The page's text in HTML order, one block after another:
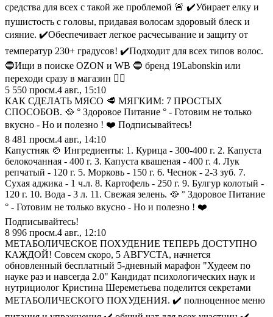
средства для всех с такой же проблемой 🚨 ✔️Убирает елку и
пушистость с головы, придавая волосам здоровый блеск и
сияние. ✔️Обеспечивает легкое расчесывание и защиту от
температур 230+ градусов! ✔️Подходит для всех типов волос.
🔵Ищи в поиске OZON и WB 🔵 бренд 19Labonskin или
переходи сразу в магазин 👇🏽
5 550 просм.4 авг., 15:10
КАК СДЕЛАТЬ МЯСО 🥩 МЯГКИМ: 7 ПРОСТЫХ
СПОСОБОВ. 🥘 ° Здоровое Питание ° - Готовим не только
вкусно - Но и полезно ! ❤️ Подписывайтесь!
8 481 просм.4 авг., 14:10
Капустняк 🍲 Ингредиенты: 1. Курица - 300-400 г. 2. Капуста
белокочанная - 400 г. 3. Капуста квашеная - 400 г. 4. Лук
репчатый - 120 г. 5. Морковь - 150 г. 6. Чеснок - 2-3 зуб. 7.
Сухая аджика - 1 ч.л. 8. Картофель - 250 г. 9. Булгур колотый -
120 г. 10. Вода - 3 л. 11. Свежая зелень. 🥘 ° Здоровое Питание
° - Готовим не только вкусно - Но и полезно ! ❤️
Подписывайтесь!
8 996 просм.4 авг., 12:10
МЕТАБОЛИЧЕСКОЕ ПОХУДЕНИЕ ТЕПЕРЬ ДОСТУПНО
КАЖДОЙ! Cовсем скоро, 5 АВГУСТА, начнется
обновленный бесплатный 5-дневный марафон "Худеем по
науке раз и навсегда 2.0" Кандидат психологических наук и
нутрициолог Кристина Шереметьева поделится секретами
МЕТАБОЛИЧЕСКОГО ПОХУДЕНИЯ. ✔️ полноценное меню